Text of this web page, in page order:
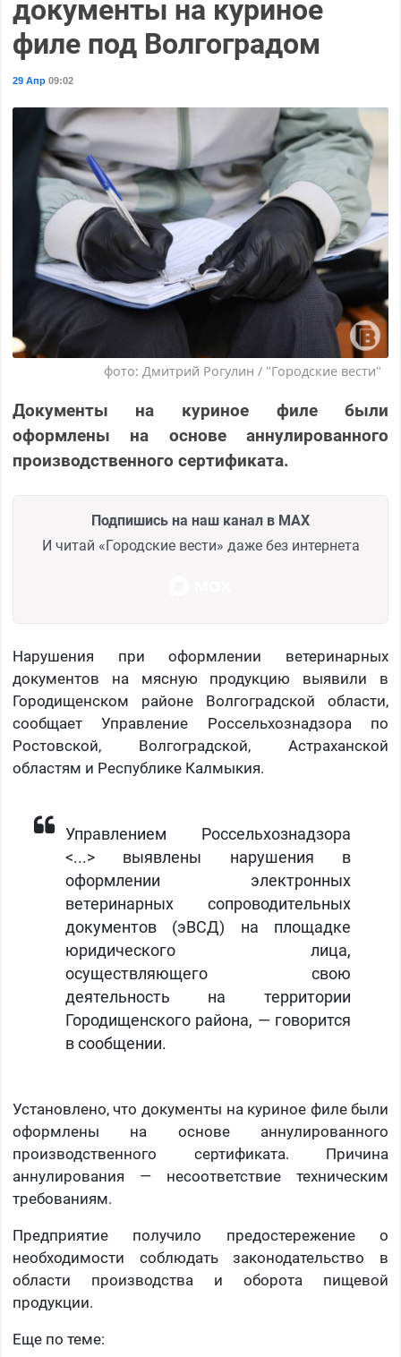
документы на куриное
филе под Волгоградом
29 Апр09:02
фото: Дмитрий Рогулин / "Городские вести"
Документы на куриное филе были
оформлены на основе аннулированного
производственного сертификата.
Подпишись на наш канал в MAX
И читай «Городские вести» даже без интернета
Нарушения при оформлении ветеринарных
документов на мясную продукцию выявили в
Городищенском районе Волгоградской области,
сообщает Управление Россельхознадзора по
Ростовской, Волгоградской, Астраханской
областям и Республике Калмыкия.
Управлением Россельхознадзора
<...> выявлены нарушения в
оформлении электронных
ветеринарных сопроводительных
документов (эВСД) на площадке
юридического лица,
осуществляющего свою
деятельность на территории
Городищенского района, — говорится
в сообщении.
Установлено, что документы на куриное филе были
оформлены на основе аннулированного
производственного сертификата. Причина
аннулирования — несоответствие техническим
требованиям.
Предприятие получило предостережение о
необходимости соблюдать законодательство в
области производства и оборота пищевой
продукции.
Еще по теме: